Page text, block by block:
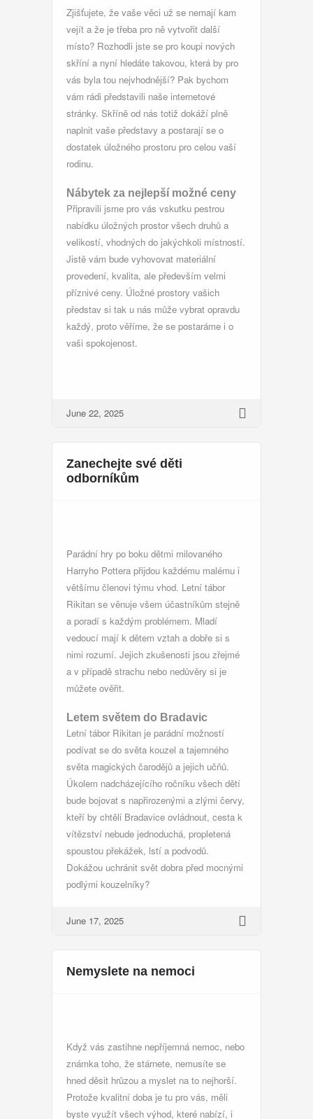
Zjišťujete, že vaše věci už se nemají kam
vejít a že je třeba pro ně vytvořit další
místo? Rozhodli jste se pro koupi nových
skříní a nyní hledáte takovou, která by pro
vás byla tou nejvhodnější? Pak bychom
vám rádi představili naše internetové
stránky. Skříně od nás totiž dokáží plně
naplnit vaše představy a postarají se o
dostatek úložného prostoru pro celou vaší
rodinu.
Nábytek za nejlepší možné ceny
Připravili jsme pro vás vskutku pestrou
nabídku úložných prostor všech druhů a
velikostí, vhodných do jakýchkoli místností.
Jistě vám bude vyhovovat materiální
provedení, kvalita, ale především velmi
příznivé ceny. Úložné prostory vašich
představ si tak u nás může vybrat opravdu
každý, proto věříme, že se postaráme i o
vaši spokojenost.
June 22, 2025
Zanechejte své děti
odborníkům
Parádní hry po boku dětmi milovaného
Harryho Pottera přijdou každému malému i
většímu členovi týmu vhod. Letní tábor
Rikitan se věnuje všem účastníkům stejně
a poradí s každým problémem. Mladí
vedoucí mají k dětem vztah a dobře si s
nimi rozumí. Jejich zkušenosti jsou zřejmé
a v případě strachu nebo nedůvěry si je
můžete ověřit.
Letem světem do Bradavic
Letní tábor Rikitan je parádní možností
podívat se do světa kouzel a tajemného
světa magických čarodějů a jejich učňů.
Úkolem nadcházejícího ročníku všech dětí
bude bojovat s napřirozenými a zlými červy,
kteří by chtěli Bradavice ovládnout, cesta k
vítězství nebude jednoduchá, propletená
spoustou překážek, lstí a podvodů.
Dokážou uchránit svět dobra před mocnými
podlými kouzelníky?
June 17, 2025
Nemyslete na nemoci
Když vás zastihne nepříjemná nemoc, nebo
známka toho, že stárnete, nemusíte se
hned děsit hrůzou a myslet na to nejhorší.
Protože kvalitní doba je tu pro vás, měli
byste využít všech výhod, které nabízí, i